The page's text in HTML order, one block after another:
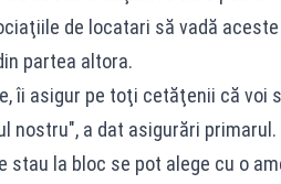
de locatari să vadă
partea altora.
îi asigur pe toţi cetăţenii că
nostru", a dat asigurări primarul.
stau la bloc se pot alege cu o